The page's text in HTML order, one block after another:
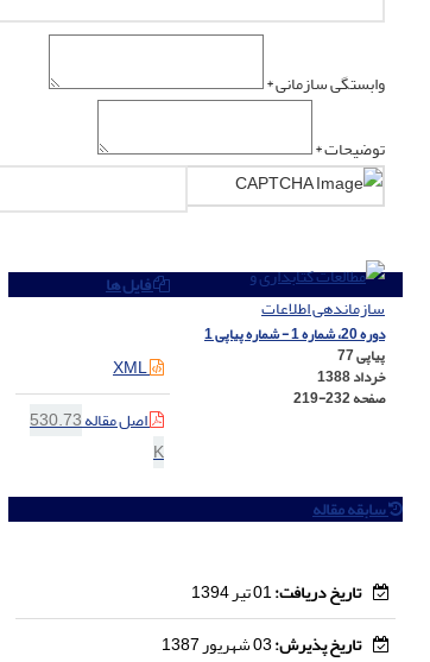
وابستگی سازمانی *
توضیحات *
دوره 20، شماره 1 - شماره پیاپی 1
پیاپی 77
خرداد 1388
صفحه219-232
فایل ها
XML
اصل مقاله530.73
K
سابقه مقاله
تاریخ دریافت:
تاریخ پذیرش: